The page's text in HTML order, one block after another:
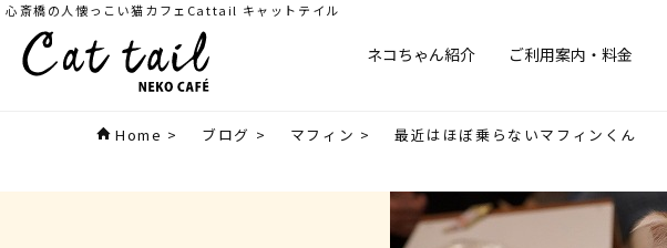
心斎橋の人懐っこい猫カフェCattail キャットテイル
ネコちゃん紹介 ご利用案内・料金
Home > ブログ > マフィン > 最近はほぼ乗らないマフィンくん